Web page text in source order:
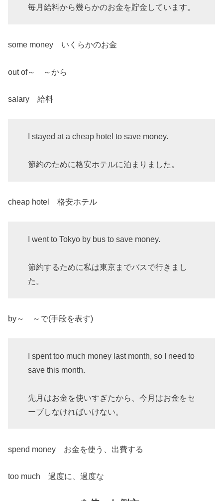
毎月給料から幾らかのお金を貯金しています。
some money いくらかのお金
out of～ ～から
salary 給料
I stayed at a cheap hotel to save money.
節約のために格安ホテルに泊まりました。
cheap hotel 格安ホテル
I went to Tokyo by bus to save money.
節約するために私は東京までバスで行きまし
た。
by～ ～で(手段を表す)
I spent too much money last month, so I need to
save this month.
先月はお金を使いすぎたから、今月はお金をセ
ーブしなければいけない。
spend money お金を使う、出費する
too much 過度に、過度な